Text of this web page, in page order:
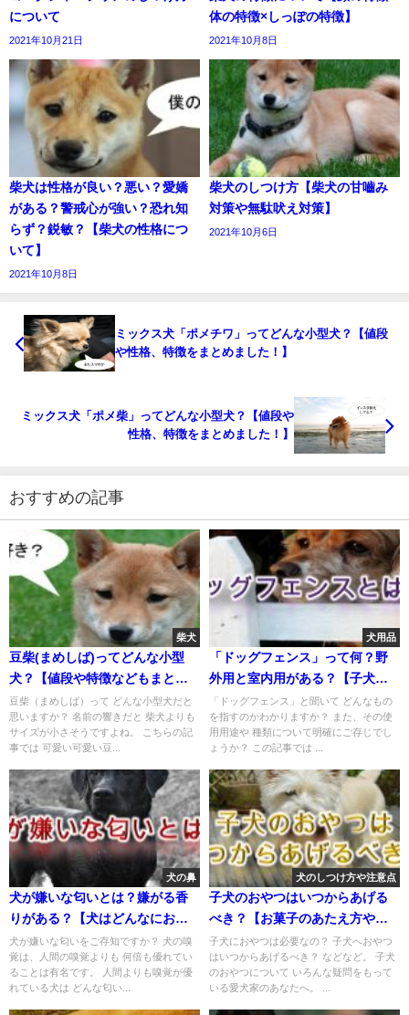
について
2021年10月21日
体の特徴×しっぽの特徴】
2021年10月8日
柴犬は性格が良い？悪い？愛嬌
がある？警戒心が強い？恐れ知
らず？鋭敏？【柴犬の性格につ
いて】
2021年10月8日
柴犬のしつけ方【柴犬の甘嚙み
対策や無駄吠え対策】
2021年10月6日
ミックス犬「ポメチワ」ってどんな小型犬？【値段
や性格、特徴をまとめました！】
ミックス犬「ポメ柴」ってどんな小型犬？【値段や
性格、特徴をまとめました！】
おすすめの記事
柴犬
豆柴(まめしば)ってどんな小型
犬？【値段や特徴などもまとめ
ました】
豆柴（まめしば）って どんな小型犬だと
思いますか？ 名前の響きだと 柴犬よりも
サイズが小さそうですよね。 こちらの記
事では 可愛い可愛い豆...
犬用品
「ドッグフェンス」って何？野
外用と室内用がある？【子犬に
おすすめのAmazonの人気商品も
紹介】
「ドッグフェンス」と聞いて どんなもの
を指すのかわかりますか？ また、その使
用用途や 種類について明確にご存じでし
ょうか？ この記事では ...
犬の鼻
犬が嫌いな匂いとは？嫌がる香
りがある？【犬はどんなにおい
が苦手なのか。】
犬が嫌いな匂いをご存知ですか？ 犬の嗅
覚は、人間の嗅覚よりも 何倍も優れてい
ることは有名です。 人間よりも嗅覚が優
れている犬は どんな匂い...
犬のしつけ方や注意点
子犬のおやつはいつからあげる
べき？【お菓子のあたえ方や選
び方も紹介】
子犬におやつは必要なの？ 子犬へおやつ
はいつからあげるべき？ などなど。 子犬
のおやつについて いろんな疑問をもって
いる愛犬家のあなたへ。 ...